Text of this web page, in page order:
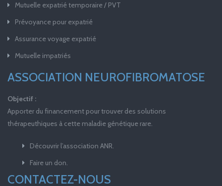
Mutuelle expatrié temporaire / PVT
Prévoyance pour expatrié
Assurance voyage expatrié
Mutuelle impatriés
ASSOCIATION NEUROFIBROMATOSE
Objectif :
Apporter du financement pour trouver des solutions
thérapeuthiques à cette maladie génétique rare.
Découvrir l’association ANR.
Faire un don.
CONTACTEZ-NOUS